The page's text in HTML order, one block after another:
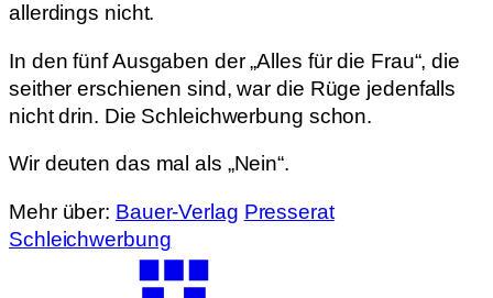
allerdings nicht.
In den fünf Ausgaben der „Alles für die Frau“, die
seither erschienen sind, war die Rüge jedenfalls
nicht drin. Die Schleichwerbung schon.
Wir deuten das mal als „Nein“.
Mehr über: Bauer-Verlag Presserat
Schleichwerbung